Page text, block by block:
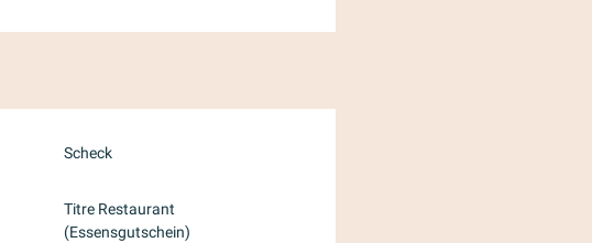
Scheck
Titre Restaurant
(Essensgutschein)